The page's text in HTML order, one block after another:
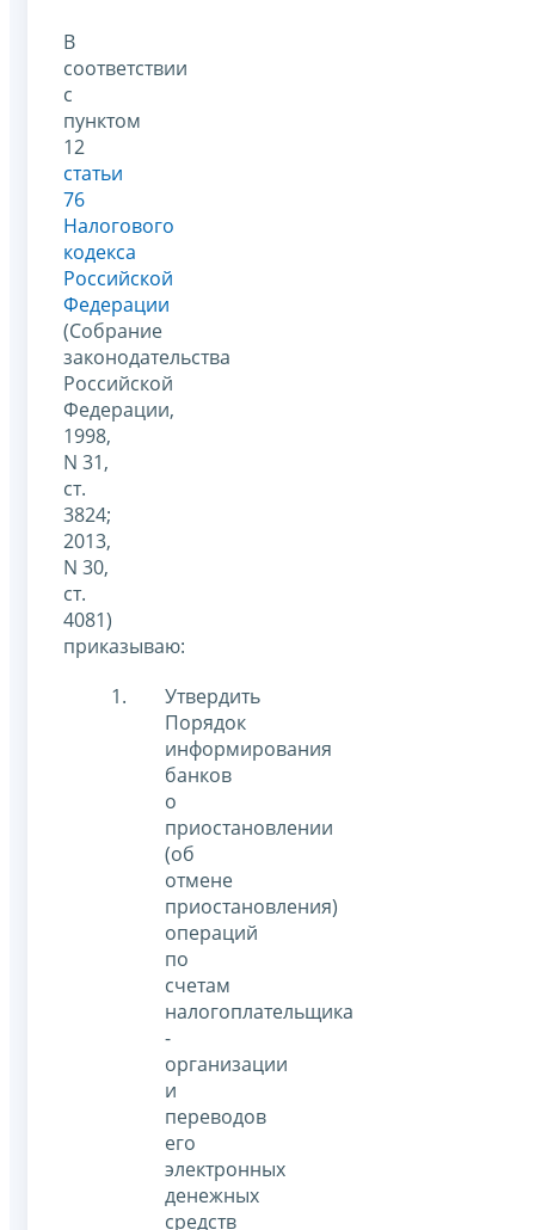
В
соответствии
с
пунктом
12
статьи
76
Налогового
кодекса
Российской
Федерации
(Собрание
законодательства
Российской
Федерации,
1998,
N 31,
ст.
3824;
2013,
N 30,
ст.
4081)
приказываю:
Утвердить
Порядок
информирования
банков
о
приостановлении
(об
отмене
приостановления)
операций
по
счетам
налогоплательщика
-
организации
и
переводов
его
электронных
денежных
средств